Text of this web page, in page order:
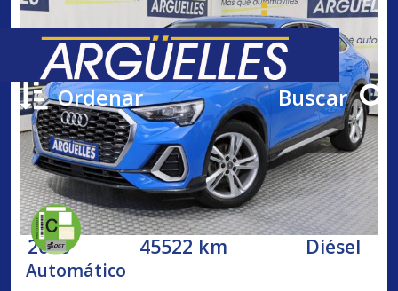
Ordenar Buscar
2020 45522 km Diésel
Automático